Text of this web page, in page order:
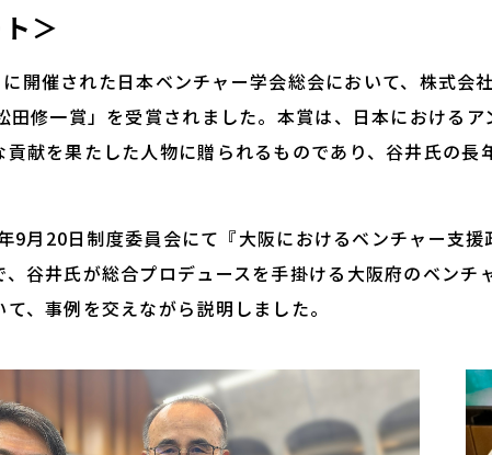
＞
開催された日本ベンチャー学会総会において、株式会
田修一賞」を受賞されました。本賞は、日本における
献を果たした人物に贈られるものであり、谷井氏の長
9月20日制度委員会にて『大阪におけるベンチャー支
、谷井氏が総合プロデュースを手掛ける大阪府のベン
、事例を交えながら説明しました。